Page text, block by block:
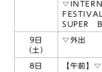
SUPER
9日
（土）
▽外出
8日
【午前】